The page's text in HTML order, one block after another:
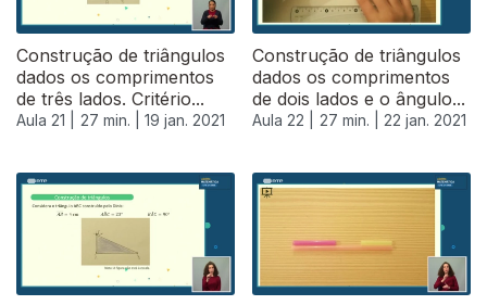
Construção de triângulos
dados os comprimentos
de três lados. Critério...
Aula 21 | 27 min. | 19 jan. 2021
Construção de triângulos
dados os comprimentos
de dois lados e o ângulo...
Aula 22 | 27 min. | 22 jan. 2021
520896